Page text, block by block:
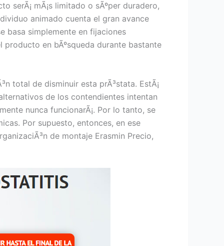
serÃ¡ mÃ¡s limitado o sÃºper duradero,
animado cuenta el gran avance
basa simplemente en fijaciones
en bÃºsqueda durante bastante
total de disminuir esta prÃ³stata. EstÃ¡
de los contendientes intentan
nunca funcionarÃ¡. Por lo tanto, se
Por supuesto, entonces, en ese
de montaje Erasmin Precio,